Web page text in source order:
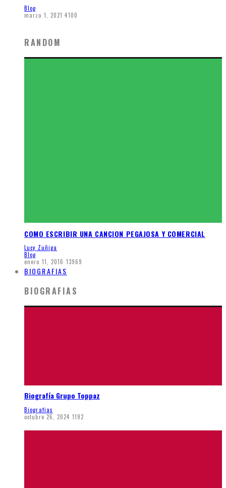
Blog
marzo 1, 2021 4100
RANDOM
COMO ESCRIBIR UNA CANCION PEGAJOSA Y COMERCIAL
Lucy Zuñiga
Blog
enero 11, 2016 13969
BIOGRAFIAS
BIOGRAFIAS
Biografía Grupo Toppaz
Biografias
octubre 26, 2024 1192